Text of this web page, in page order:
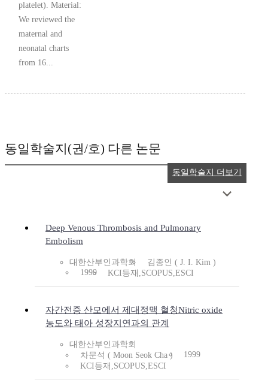
platelet). Material:
We reviewed the
maternal and
neonatal charts
from 16...
동일학술지(권/호) 다른 논문
Deep Venous Thrombosis and Pulmonary
Embolism
대한산부인과학회
김종인 ( J. I. Kim )
1999
KCI등재,SCOPUS,ESCI
자간전증 산모에서 제대정맥 혈청Nitric oxide
농도와 태아 성장지연과의 관계
대한산부인과학회
차문석 ( Moon Seok Cha )
1999
KCI등재,SCOPUS,ESCI
동일학술지 더보기